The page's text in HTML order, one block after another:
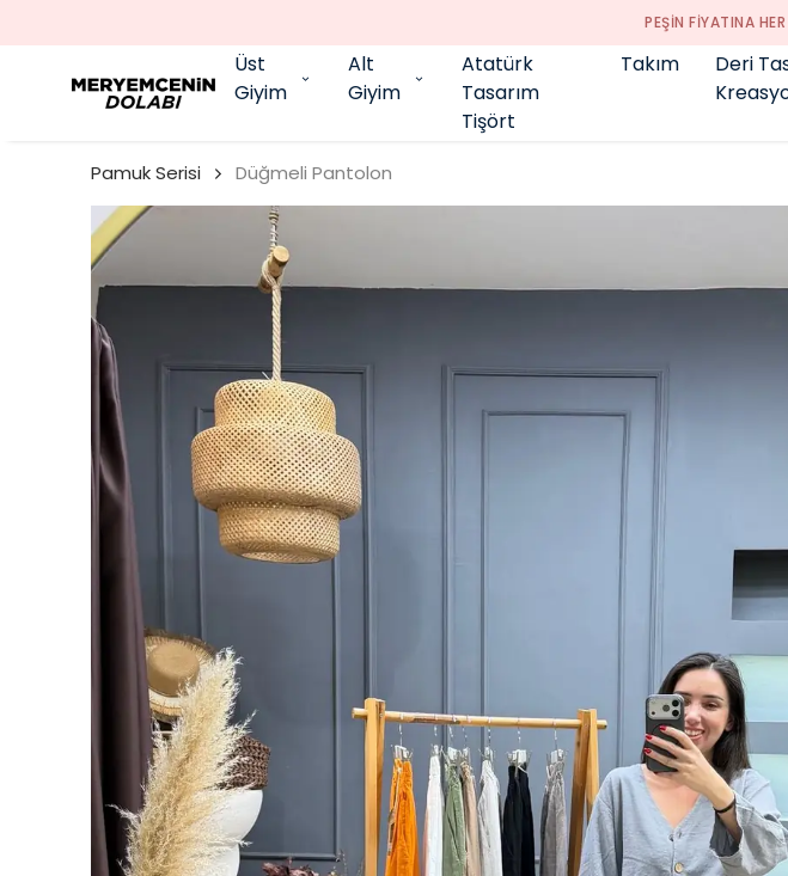
GENÇ
Üst
Giyim
Alt
Giyim
Atatürk
Tasarım
Tişört
Takım
Deri
Pamuk Serisi Düğmeli Pantolon